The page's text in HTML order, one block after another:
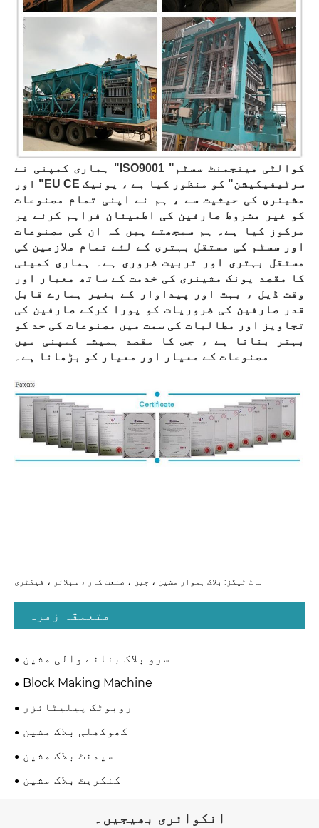
ہماری کمپنی نے "ISO9001 کوالٹی مینجمنٹ سسٹم"
اور "EU CE سرٹیفیکیشن" کو منظور کیا ہے ، یونیک
مشینری کی حیثیت سے ، ہم نے اپنی تمام مصنوعات
کو غیر مشروط صارفین کی اطمینان فراہم کرنے پر
مرکوز کیا ہے۔ ہم سمجھتے ہیں کہ ان کی مصنوعات
اور سسٹم کی مستقل بہتری کے لئے تمام ملازمین کی
مستقل بہتری اور تربیت ضروری ہے۔ ہماری کمپنی
کا مقصد یونک مشینری کی خدمت کے ساتھ معیار اور
وقت ڈیل ، بہت اور پیداوار کے بغیر ہمارے قابل
قدر صارفین کی ضروریات کو پورا کرکے صارفین کی
تجاویز اور مطالبات کی سمت میں مصنوعات کی حد کو
بہتر بنانا ہے ، جس کا مقصد ہمیشہ کمپنی میں
مصنوعات کے معیار اور معیار کو بڑھانا ہے۔
ہاٹ ٹیگز: بلاک ہموار مشین ، چین ، صنعت کار ، سپلائر ، فیکٹری
متعلقہ زمرہ
سرو بلاک بنانے والی مشین
Block Making Machine
روبوٹک پیلیٹائزر
کھوکھلی بلاک مشین
سیمنٹ بلاک مشین
کنکریٹ بلاک مشین
انکوائری بھیجیں۔